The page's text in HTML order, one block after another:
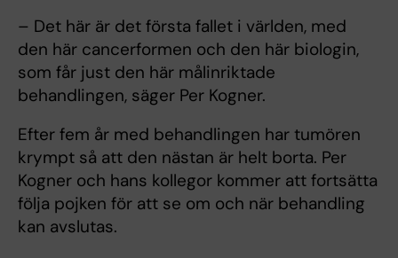
– Det här är det första fallet i världen, med
den här cancerformen och den här biologin,
som får just den här målinriktade
behandlingen, säger Per Kogner.
Efter fem år med behandlingen har tumören
krympt så att den nästan är helt borta. Per
Kogner och hans kollegor kommer att fortsätta
följa pojken för att se om och när behandling
kan avslutas.